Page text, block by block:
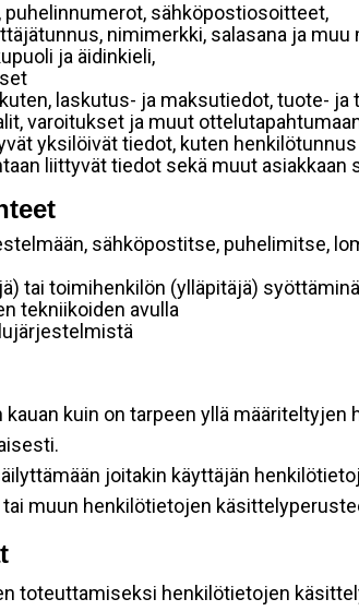
sähköpostiosoitteet,
nimimerkki, salasana ja muu
ja äidinkieli,
laskutus- ja maksutiedot, tuote-
varoitukset ja muut
yksilöivät tiedot, kuten henkilötunnus
liittyvät tiedot sekä muut
sähköpostitse, puhelimitse,
tai toimihenkilön (ylläpitäjä) syöttäminä
tekniikoiden avulla
kauan kuin on tarpeen yllä
joitakin käyttäjän
muun henkilötietojen
toteuttamiseksi henkilötietojen